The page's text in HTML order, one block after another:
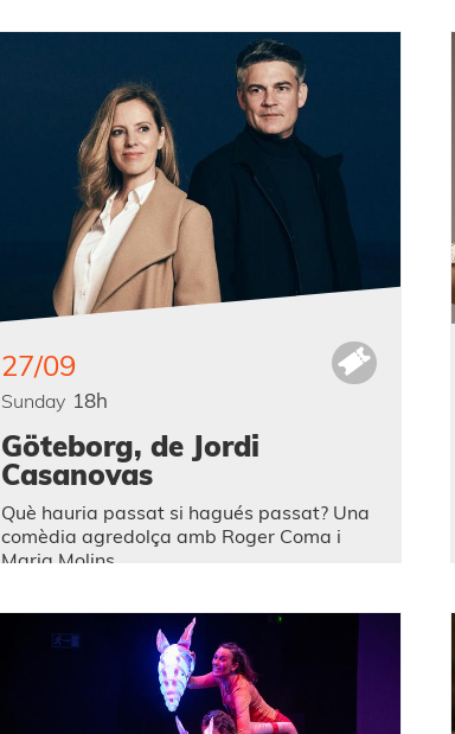
27/09
Sunday 18h
Göteborg, de Jordi
Casanovas
Què hauria passat si hagués passat? Una
comèdia agredolça amb Roger Coma i
Maria Molins